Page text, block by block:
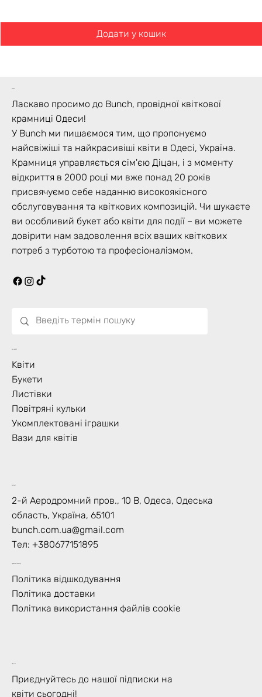
Додати у кошик
bunch
Ласкаво просимо до Bunch, провідної квіткової
крамниці Одеси!
У Bunch ми пишаємося тим, що пропонуємо
найсвіжіші та найкрасивіші квіти в Одесі, Україна.
Крамниця управляється сім'єю Діцан, і з моменту
відкриття в 2000 році ми вже понад 20 років
присвячуємо себе наданню високоякісного
обслуговування та квіткових композицій. Чи шукаєте
ви особливий букет або квіти для події – ви можете
довірити нам задоволення всіх ваших квіткових
потреб з турботою та професіоналізмом.
Що Цвіте?
Kвіти
Букети
Листівки
Повітряні кульки
Укомплектовані іграшки
Вази для квітів
Контакт
2-й Аеродромний пров., 10 В, Одеса, Одеська
область, Україна, 65101
bunch.com.ua@gmail.com
Тел: +380677151895
Правила магазину
Політика відшкодування
Політика доставки
Політика використання файлів cookie
Підписка
Приєднуйтесь до нашої підписки на
квіти сьогодні!